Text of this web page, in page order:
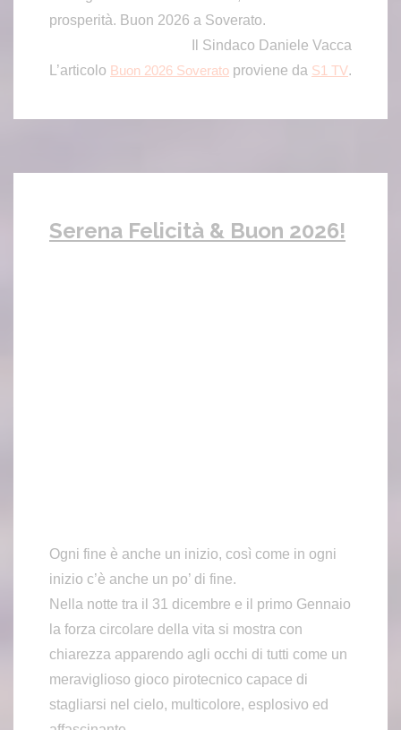
prosperità. Buon 2026 a Soverato.
Il Sindaco Daniele Vacca
L’articolo Buon 2026 Soverato proviene da S1 TV.
Serena Felicità & Buon 2026!
Ogni fine è anche un inizio, così come in ogni
inizio c’è anche un po’ di fine.
Nella notte tra il 31 dicembre e il primo Gennaio
la forza circolare della vita si mostra con
chiarezza apparendo agli occhi di tutti come un
meraviglioso gioco pirotecnico capace di
stagliarsi nel cielo, multicolore, esplosivo ed